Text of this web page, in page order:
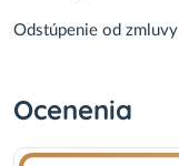
Odstúpenie od zmluvy
Ocenenia